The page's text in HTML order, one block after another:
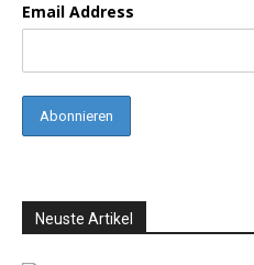
Email Address
Neuste Artikel